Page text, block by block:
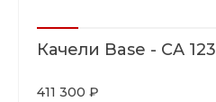
Качели Base - CA 123
411 300 ₽